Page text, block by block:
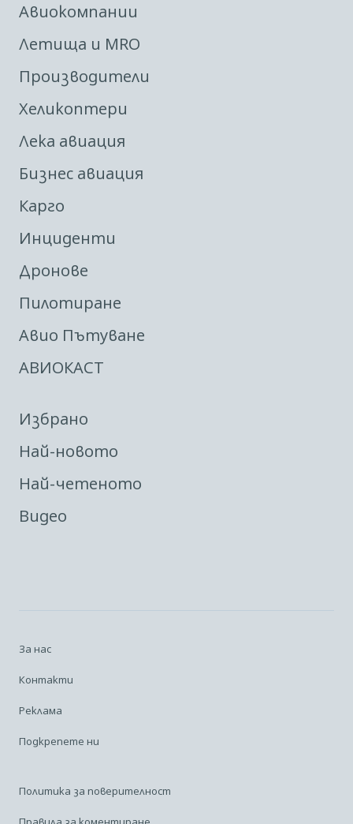
Авиокомпании
Летища и MRO
Производители
Хеликоптери
Лека авиация
Бизнес авиация
Карго
Инциденти
Дронове
Пилотиране
Авио Пътуване
АВИОКАСТ
Избрано
Най-новото
Най-четеното
Видео
За нас
Контакти
Реклама
Подкрепете ни
Политика за поверителност